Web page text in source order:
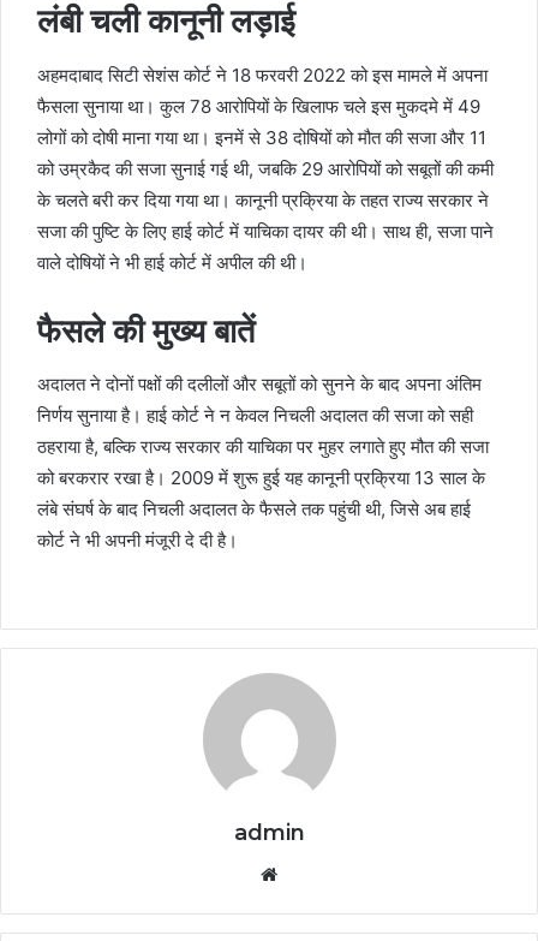
लंबी चली कानूनी लड़ाई
अहमदाबाद सिटी सेशंस कोर्ट ने 18 फरवरी 2022 को इस मामले में अपना
फैसला सुनाया था। कुल 78 आरोपियों के खिलाफ चले इस मुकदमे में 49
लोगों को दोषी माना गया था। इनमें से 38 दोषियों को मौत की सजा और 11
को उम्रकैद की सजा सुनाई गई थी, जबकि 29 आरोपियों को सबूतों की कमी
के चलते बरी कर दिया गया था। कानूनी प्रक्रिया के तहत राज्य सरकार ने
सजा की पुष्टि के लिए हाई कोर्ट में याचिका दायर की थी। साथ ही, सजा पाने
वाले दोषियों ने भी हाई कोर्ट में अपील की थी।
फैसले की मुख्य बातें
अदालत ने दोनों पक्षों की दलीलों और सबूतों को सुनने के बाद अपना अंतिम
निर्णय सुनाया है। हाई कोर्ट ने न केवल निचली अदालत की सजा को सही
ठहराया है, बल्कि राज्य सरकार की याचिका पर मुहर लगाते हुए मौत की सजा
को बरकरार रखा है। 2009 में शुरू हुई यह कानूनी प्रक्रिया 13 साल के
लंबे संघर्ष के बाद निचली अदालत के फैसले तक पहुंची थी, जिसे अब हाई
कोर्ट ने भी अपनी मंजूरी दे दी है।
admin